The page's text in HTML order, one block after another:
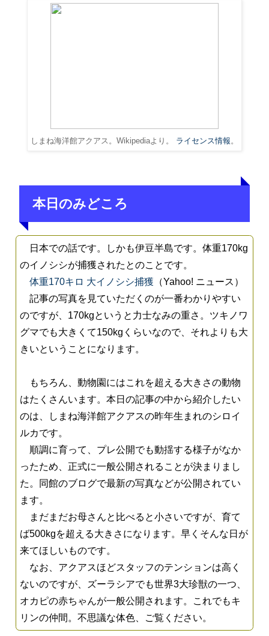
しまね海洋館アクアス。Wikipediaより。 ライセンス情報 。
本日のみどころ
日本での話です。しかも伊豆半島です。体重170kg
のイノシシが捕獲されたとのことです。
体重170キロ 大イノシシ捕獲 （Yahoo! ニュース）
記事の写真を見ていただくのが一番わかりやすい
のですが、170kgというと力士なみの重さ。ツキノワ
グマでも大きくて150kgくらいなので、それよりも大
きいということになります。
もちろん、動物園にはこれを超える大きさの動物
はたくさんいます。本日の記事の中から紹介したい
のは、しまね海洋館アクアスの昨年生まれのシロイ
ルカです。
順調に育って、プレ公開でも動揺する様子がなか
ったため、正式に一般公開されることが決まりまし
た。同館のブログで最新の写真などが公開されてい
ます。
まだまだお母さんと比べると小さいですが、育て
ば500kgを超える大きさになります。早くそんな日が
来てほしいものです。
なお、アクアスほどスタッフのテンションは高く
ないのですが、ズーラシアでも世界3大珍獣の一つ、
オカピの赤ちゃんが一般公開されます。これでもキ
リンの仲間。不思議な体色、ご覧ください。